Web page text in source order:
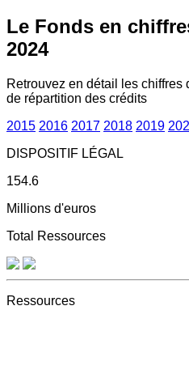
Le Fonds en
2024
Retrouvez en détail les
de répartition des crédits
2015 2016 2017 2018 2019
DISPOSITIF LÉGAL
154.6
Millions d'euros
Total Ressources
Ressources